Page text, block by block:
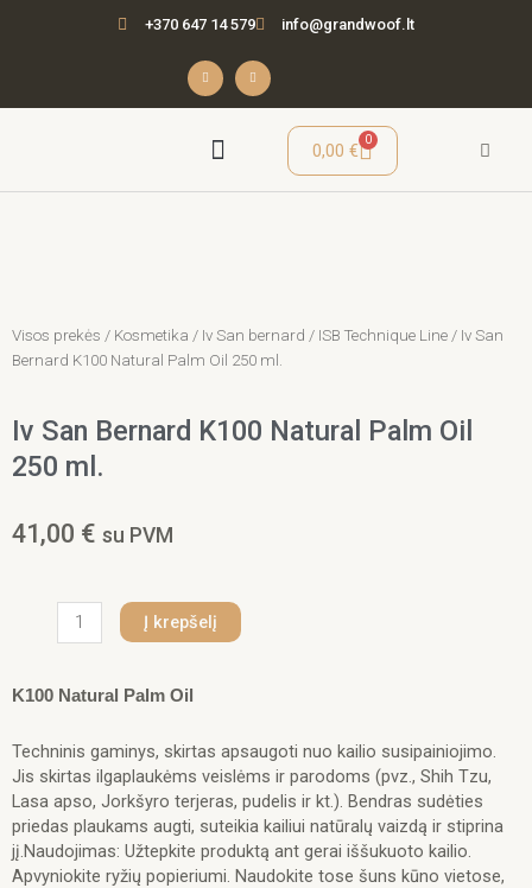
+370 647 14 579 info@grandwoof.lt
F
a
e
b
I
n
t
a
0,00€
0
Cart
Visos prekės / Kosmetika / Iv San bernard / ISB Technique Line / Iv San
Bernard K100 Natural Palm Oil 250 ml.
Iv San Bernard K100 Natural Palm Oil
250 ml.
41,00 € su PVM
produkto
San
Natural
Palm
Oil
250
ml.
Į krepšelį
K100 Natural Palm Oil
Techninis gaminys, skirtas apsaugoti nuo kailio susipainiojimo.
Jis skirtas ilgaplaukėms veislėms ir parodoms (pvz., Shih Tzu,
Lasa apso, Jorkšyro terjeras, pudelis ir kt.). Bendras sudėties
priedas plaukams augti, suteikia kailiui natūralų vaizdą ir stiprina
jį.Naudojimas: Užtepkite produktą ant gerai iššukuoto kailio.
Apvyniokite ryžių popieriumi. Naudokite tose šuns kūno vietose,